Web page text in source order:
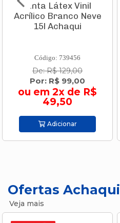
Carro de Mão
Construtor 60 Litros
Chapa 26 Pneu
Código: 812374
De: R$ 199,00
Por: R$ 165,00
ou em 4x de R$
41,25
Adicionar
Ofertas Achaqui
Veja mais